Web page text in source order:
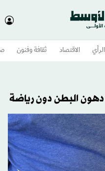
الرأي الاقتصاد ثقافة وفنون